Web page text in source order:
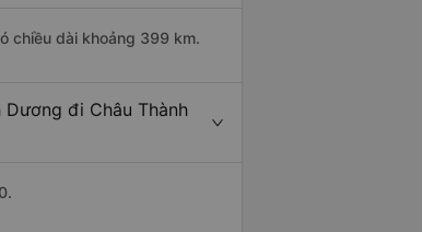
chiều dài khoảng 399 km.
đi Châu Thành